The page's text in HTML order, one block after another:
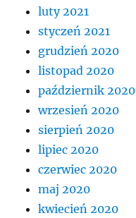
luty 2021
styczeń 2021
grudzień 2020
listopad 2020
październik 2020
wrzesień 2020
sierpień 2020
lipiec 2020
czerwiec 2020
maj 2020
kwiecień 2020